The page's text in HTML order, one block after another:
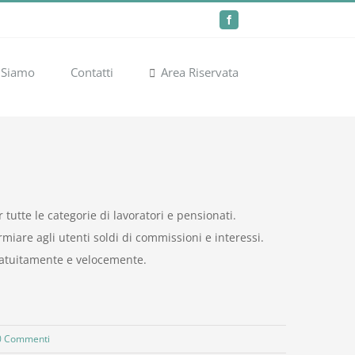
Facebook
Contatti Area Riservata
le categorie di lavoratori e pensionati.
agli utenti soldi di commissioni e interessi.
e velocemente.
Commenti